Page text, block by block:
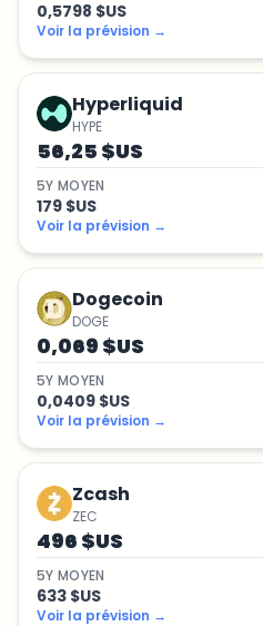
0,5798 $US
Voir la prévision →
Hyperliquid
HYPE
56,25 $US
5Y MOYEN
179 $US
Voir la prévision →
Dogecoin
DOGE
0,069 $US
5Y MOYEN
0,0409 $US
Voir la prévision →
Zcash
ZEC
496 $US
5Y MOYEN
633 $US
Voir la prévision →